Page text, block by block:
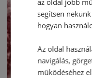
segítsen
hogyan
Az oldal
navigálás,
működéséhez